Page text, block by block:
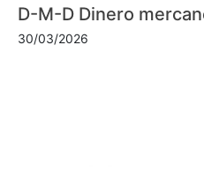
D-M-D Dinero
30/03/2026